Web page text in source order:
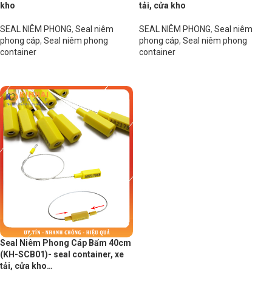
kho
SEAL NIÊM PHONG, Seal niêm
phong cáp, Seal niêm phong
container
tải, cửa kho
SEAL NIÊM PHONG, Seal niêm
phong cáp, Seal niêm phong
container
Seal Niêm Phong Cáp Bấm 40cm
(KH-SCB01)- seal container, xe
tải, cửa kho…